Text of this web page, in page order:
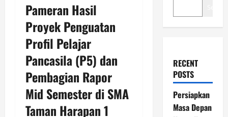
Pameran Hasil
Proyek Penguatan
Profil Pelajar
Pancasila (P5) dan
Pembagian Rapor
Mid Semester di SMA
Taman Harapan 1
RECENT
POSTS
Persiapkan
Masa Depan